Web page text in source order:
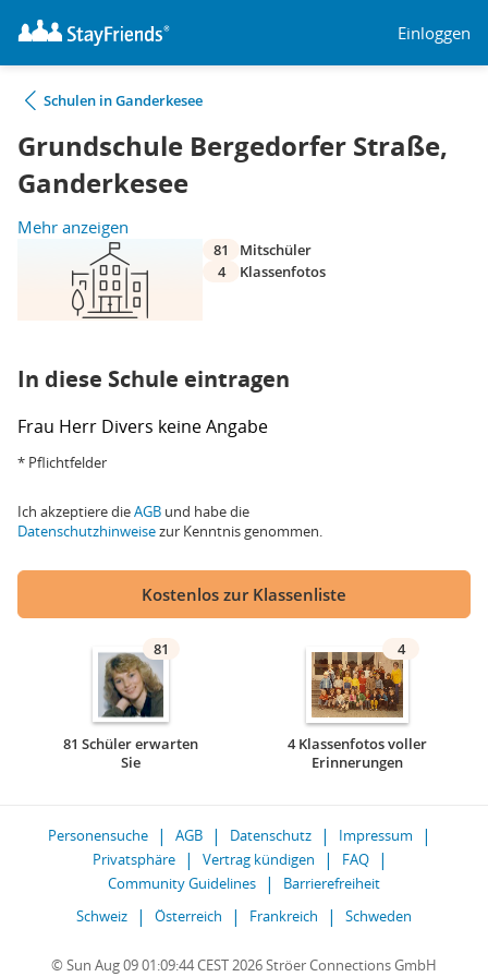
Einloggen
Schulen in Ganderkesee
Grundschule Bergedorfer Straße,
Ganderkesee
Mehr anzeigen
81
Mitschüler
4
Klassenfotos
In diese Schule eintragen
Frau Herr Divers keine Angabe
* Pflichtfelder
Ich akzeptiere dieAGB und habe die
Datenschutzhinweisezur Kenntnis genommen.
Kostenlos zur Klassenliste
81
81 Schüler erwarten
Sie
4
4 Klassenfotos voller
Erinnerungen
Personensuche AGB Datenschutz
Impressum
Privatsphäre
Vertrag kündigen
FAQ
Community Guidelines
Barrierefreiheit
Schweiz
Österreich Frankreich Schweden
© Sun Aug 09 01:09:44 CEST 2026 Ströer Connections GmbH